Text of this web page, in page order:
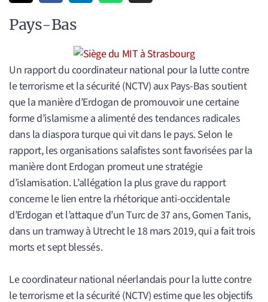
Pays-Bas
Un rapport du coordinateur national pour la lutte contre
le terrorisme et la sécurité (NCTV) aux Pays-Bas soutient
que la manière d’Erdogan de promouvoir une certaine
forme d’islamisme a alimenté des tendances radicales
dans la diaspora turque qui vit dans le pays. Selon le
rapport, les organisations salafistes sont favorisées par la
manière dont Erdogan promeut une stratégie
d’islamisation. L’allégation la plus grave du rapport
concerne le lien entre la rhétorique anti-occidentale
d’Erdogan et l’attaque d’un Turc de 37 ans, Gomen Tanis,
dans un tramway à Utrecht le 18 mars 2019, qui a fait trois
morts et sept blessés.
Le coordinateur national néerlandais pour la lutte contre
le terrorisme et la sécurité (NCTV) estime que les objectifs